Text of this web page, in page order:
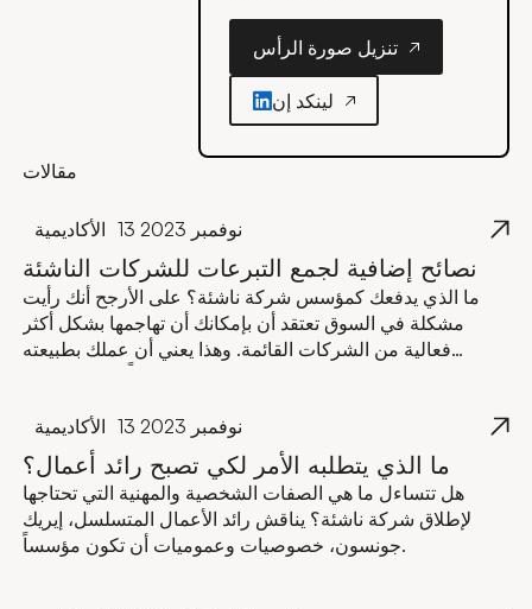
تنزيل صورة الرأستنزيل صورة الرأس
لينكد إن
مقالات
الأكاديمية 13 نوفمبر 2023
نصائح إضافية لجمع التبرعات للشركات الناشئة
ما الذي يدفعك كمؤسس شركة ناشئة؟ على الأرجح أنك رأيت
مشكلة في السوق تعتقد أن بإمكانك أن تهاجمها بشكل أكثر
فعالية من الشركات القائمة. وهذا يعني أن عملك بطبيعته
الأكاديمية 13 نوفمبر 2023
ما الذي يتطلبه الأمر لكي تصبح رائد أعمال؟
هل تتساءل ما هي الصفات الشخصية والمهنية التي تحتاجها
لإطلاق شركة ناشئة؟ يناقش رائد الأعمال المتسلسل، إيريك
جونسون، خصوصيات وعموميات أن تكون مؤسساً.